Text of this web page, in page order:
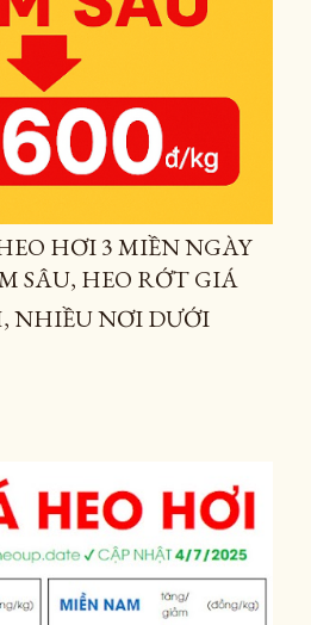
HƠI 3 MIỀN NGÀY
SÂU, HEO RỚT GIÁ
NHIỀU NƠI DƯỚI